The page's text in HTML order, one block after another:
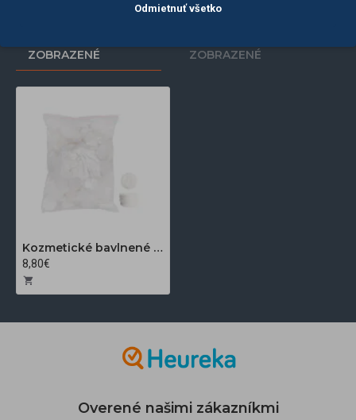
ZOBRAZENÉ
ZOBRAZENÉ
Kozmetické bavlnené tampóniky 250 g 600 ks
8,80€
Overené našimi zákazníkmi
Odmietnuť všetko